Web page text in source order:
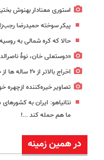
استوری معنادار بهنوش
پیکر سوخته حمیدرضا
حالا که کره شمالی به
«دوستعلی خان، نوۀ
اخراج بالاتر از ۲۰ ساله ها از خیابان ها + اینفوگرافیک
تصاویر خیره‌کننده ازچهره
نتانیاهو: ایران به
ما هم حمله کند ...!
در همین زمینه